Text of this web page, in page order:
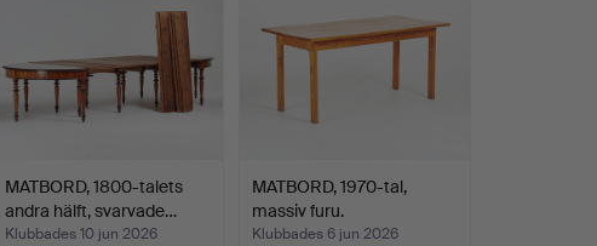
MATBORD, 1800-talets
andra hälft, svarvade…
Klubbades 10 jun 2026
MATBORD, 1970-tal,
massiv furu.
Klubbades 6 jun 2026